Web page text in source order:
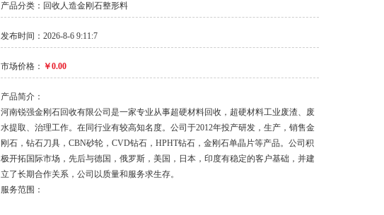
产品分类： 回收人造金刚石整形料
发布时间：2026-8-6 9:11:7
市场价格： ￥0.00
产品简介：
河南锐强金刚石回收有限公司是一家专业从事超硬材料回收，超硬材料工业废渣、废
水提取、治理工作。在同行业有较高知名度。公司于2012年投产研发，生产，销售金
刚石，钻石刀具，CBN砂轮，CVD钻石，HPHT钻石，金刚石单晶片等产品。公司积
极开拓国际市场，先后与德国，俄罗斯，美国，日本，印度有稳定的客户基础，并建
立了长期合作关系，公司以质量和服务求生存。
服务范围：